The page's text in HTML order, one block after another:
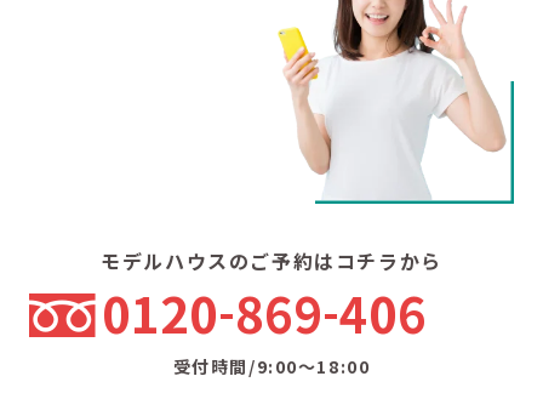
モデルハウスのご予約はコチラから
0120 869 406
受付時間/9:00〜18:00